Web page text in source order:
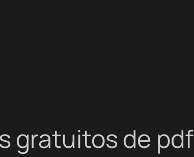
gratuitos de pdf